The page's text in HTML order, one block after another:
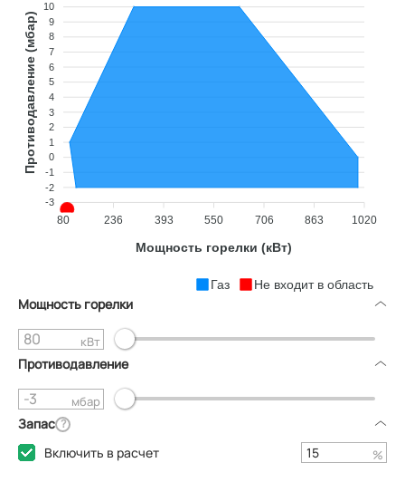
10
9
8
7
6
5
4
3
2
1
0
-1
-2
-3
Противодавление (мбар)
80 236 393 550 706 863 1020
Мощность горелки (кВт)
Газ Не входит в область
Мощность горелки
кВт
Противодавление
мбар
Запас ?
Включить в расчет %